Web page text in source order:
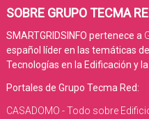
SOBRE GRUPO TECMA
SMARTGRIDSINFO pertenece a
español líder en las temáticas
Tecnologías en la Edificación y la
Portales de Grupo Tecma Red:
CASADOMO - Todo sobre